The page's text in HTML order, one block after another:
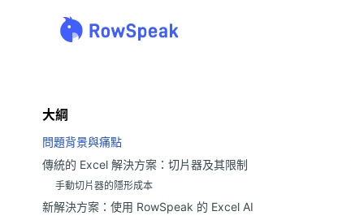
大綱
問題背景與痛點
傳統的 Excel 解決方案：切片器及其限制
手動切片器的隱形成本
新解決方案：使用 RowSpeak 的 Excel AI